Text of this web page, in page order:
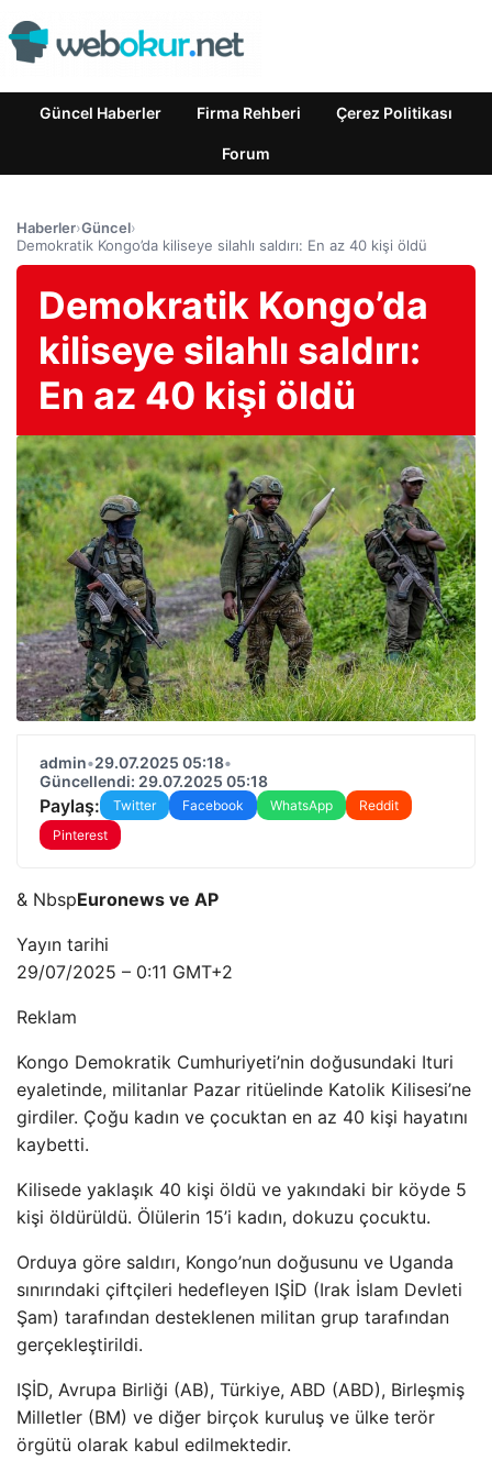
Güncel Haberler Firma Rehberi Çerez Politikası
Forum
Haberler›Güncel›
Demokratik Kongo’da kiliseye silahlı saldırı: En az 40 kişi öldü
Demokratik Kongo’da
kiliseye silahlı saldırı:
En az 40 kişi öldü
admin•29.07.2025 05:18•
Güncellendi: 29.07.2025 05:18
Paylaş: Twitter Facebook WhatsApp
Reddit
Pinterest
& NbspEuronews ve AP
Yayın tarihi
29/07/2025 – 0:11 GMT+2
Reklam
Kongo Demokratik Cumhuriyeti’nin doğusundaki Ituri
eyaletinde, militanlar Pazar ritüelinde Katolik Kilisesi’ne
girdiler. Çoğu kadın ve çocuktan en az 40 kişi hayatını
kaybetti.
Kilisede yaklaşık 40 kişi öldü ve yakındaki bir köyde 5
kişi öldürüldü. Ölülerin 15’i kadın, dokuzu çocuktu.
Orduya göre saldırı, Kongo’nun doğusunu ve Uganda
sınırındaki çiftçileri hedefleyen IŞİD (Irak İslam Devleti
Şam) tarafından desteklenen militan grup tarafından
gerçekleştirildi.
IŞİD, Avrupa Birliği (AB), Türkiye, ABD (ABD), Birleşmiş
Milletler (BM) ve diğer birçok kuruluş ve ülke terör
örgütü olarak kabul edilmektedir.